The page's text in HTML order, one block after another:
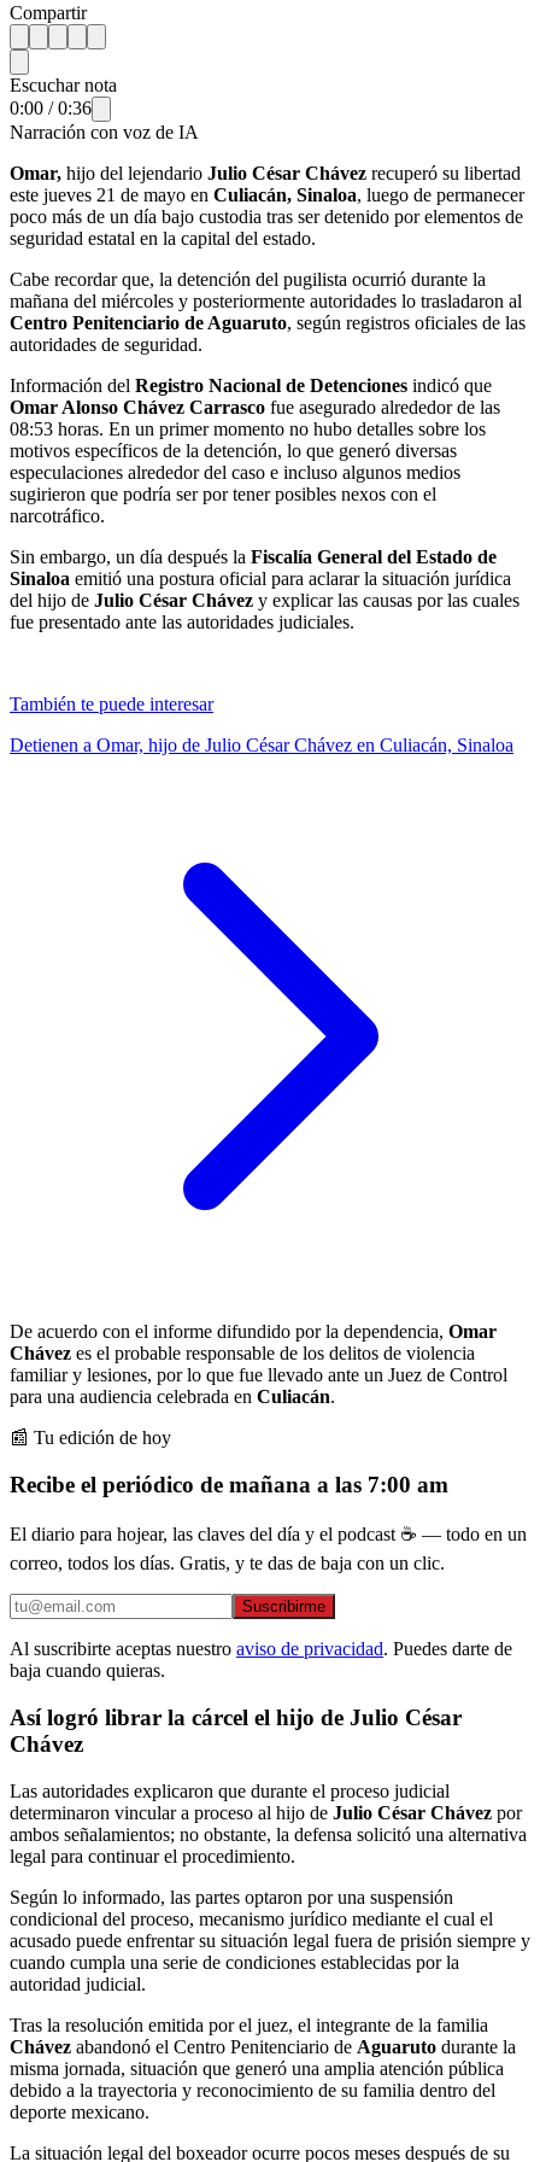
Compartir
Escuchar nota
0:00 /0:36
Narración con voz de IA
Omar, hijo del lejendario Julio César Chávez recuperó su libertad
este jueves 21 de mayo en Culiacán, Sinaloa, luego de permanecer
poco más de un día bajo custodia tras ser detenido por elementos de
seguridad estatal en la capital del estado.
Cabe recordar que, la detención del pugilista ocurrió durante la
mañana del miércoles y posteriormente autoridades lo trasladaron al
Centro Penitenciario de Aguaruto, según registros oficiales de las
autoridades de seguridad.
Información del Registro Nacional de Detenciones indicó que
Omar Alonso Chávez Carrasco fue asegurado alrededor de las
08:53 horas. En un primer momento no hubo detalles sobre los
motivos específicos de la detención, lo que generó diversas
especulaciones alrededor del caso e incluso algunos medios
sugirieron que podría ser por tener posibles nexos con el
narcotráfico.
Sin embargo, un día después la Fiscalía General del Estado de
Sinaloa emitió una postura oficial para aclarar la situación jurídica
del hijo de Julio César Chávez y explicar las causas por las cuales
fue presentado ante las autoridades judiciales.
También te puede interesar
Detienen a Omar, hijo de Julio César Chávez en Culiacán, Sinaloa
De acuerdo con el informe difundido por la dependencia, Omar
Chávez es el probable responsable de los delitos de violencia
familiar y lesiones, por lo que fue llevado ante un Juez de Control
para una audiencia celebrada en Culiacán.
📰 Tu edición de hoy
Recibe el periódico de mañana a las 7:00 am
El diario para hojear, las claves del día y el podcast ☕ — todo en un
correo, todos los días. Gratis, y te das de baja con un clic.
Suscribirme
Al suscribirte aceptas nuestro aviso de privacidad. Puedes darte de
baja cuando quieras.
Así logró librar la cárcel el hijo de Julio César
Chávez
Las autoridades explicaron que durante el proceso judicial
determinaron vincular a proceso al hijo de Julio César Chávez por
ambos señalamientos; no obstante, la defensa solicitó una alternativa
legal para continuar el procedimiento.
Según lo informado, las partes optaron por una suspensión
condicional del proceso, mecanismo jurídico mediante el cual el
acusado puede enfrentar su situación legal fuera de prisión siempre y
cuando cumpla una serie de condiciones establecidas por la
autoridad judicial.
Tras la resolución emitida por el juez, el integrante de la familia
Chávez abandonó el Centro Penitenciario de Aguaruto durante la
misma jornada, situación que generó una amplia atención pública
debido a la trayectoria y reconocimiento de su familia dentro del
deporte mexicano.
La situación legal del boxeador ocurre pocos meses después de su